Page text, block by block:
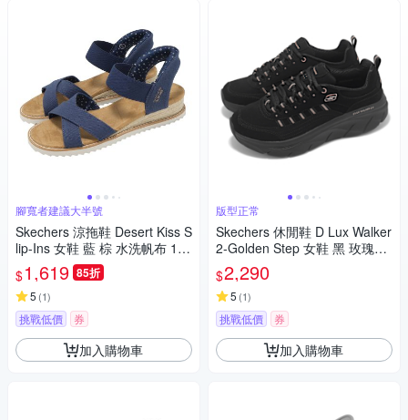
腳寬者建議大半號
Skechers 涼拖鞋 Desert Kiss S
lip-Ins 女鞋 藍 棕 水洗帆布 114
418NVY
$1,619 85折
5 (1)
挑戰低價 券
加入購物車
版型正常
Skechers 休閒鞋 D Lux Walker
2-Golden Step 女鞋 黑 玫瑰金
厚底 運動鞋 150106BKRG
$2,290
5 (1)
挑戰低價 券
加入購物車